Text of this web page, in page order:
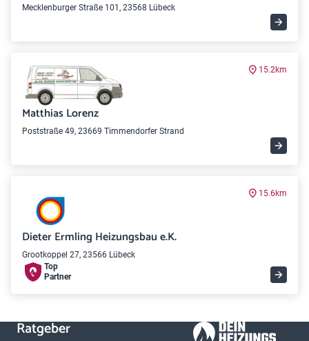
Mecklenburger Straße 101, 23568 Lübeck
15.2km
Matthias Lorenz
Poststraße 49, 23669 Timmendorfer Strand
15.6km
Dieter Ermling Heizungsbau e.K.
Grootkoppel 27, 23566 Lübeck
Top
Partner
Ratgeber